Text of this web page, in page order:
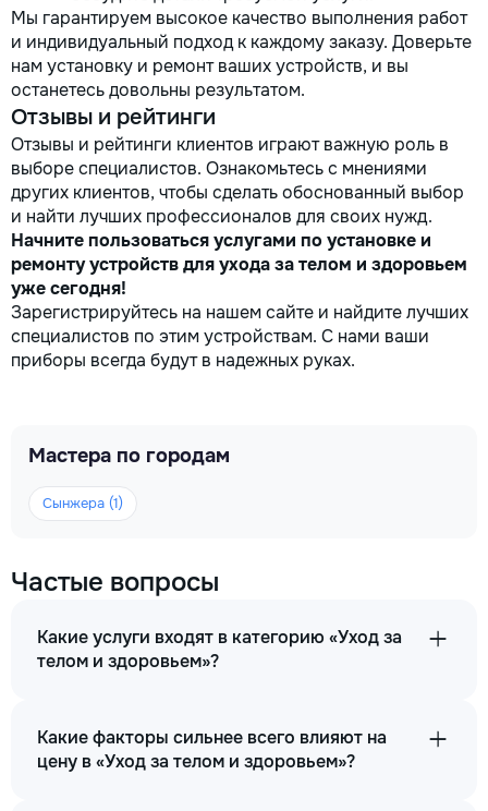
Мы гарантируем высокое качество выполнения работ
и индивидуальный подход к каждому заказу. Доверьте
нам установку и ремонт ваших устройств, и вы
останетесь довольны результатом.
Отзывы и рейтинги
Отзывы и рейтинги клиентов играют важную роль в
выборе специалистов. Ознакомьтесь с мнениями
других клиентов, чтобы сделать обоснованный выбор
и найти лучших профессионалов для своих нужд.
Начните пользоваться услугами по установке и
ремонту устройств для ухода за телом и здоровьем
уже сегодня!
Зарегистрируйтесь на нашем сайте и найдите лучших
специалистов по этим устройствам. С нами ваши
приборы всегда будут в надежных руках.
Мастера по городам
Сынжера (1)
Частые вопросы
Какие услуги входят в категорию «Уход за
телом и здоровьем»?
Какие факторы сильнее всего влияют на
цену в «Уход за телом и здоровьем»?